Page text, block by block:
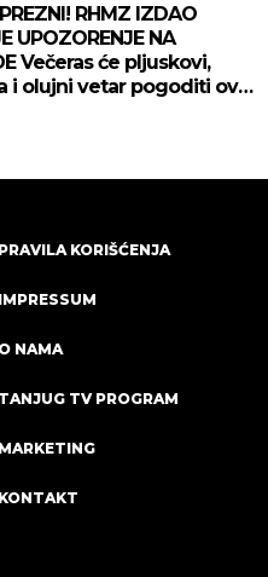
RHMZ IZDAO
UPOZORENJE NA
Večeras će pljuskovi,
i olujni vetar pogoditi ove
PRAVILA KORIŠĆENJA
IMPRESSUM
O NAMA
TANJUG TV PROGRAM
MARKETING
KONTAKT